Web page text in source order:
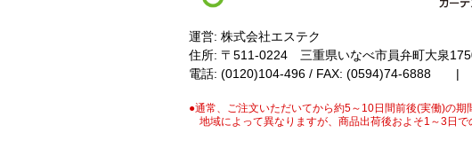
運営: 株式会社エステク
住所: 〒511-0224 三重県いなべ市員弁町大泉
電話: (0120)104-496 / FAX: (0594)74-6888
●通常、ご注文いただいてから約5～10日間前後(実働)の期
地域によって異なりますが、商品出荷後およそ1～3日で